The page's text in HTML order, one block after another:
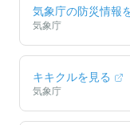
気象庁の防災情報
気象庁
キキクルを見る
気象庁